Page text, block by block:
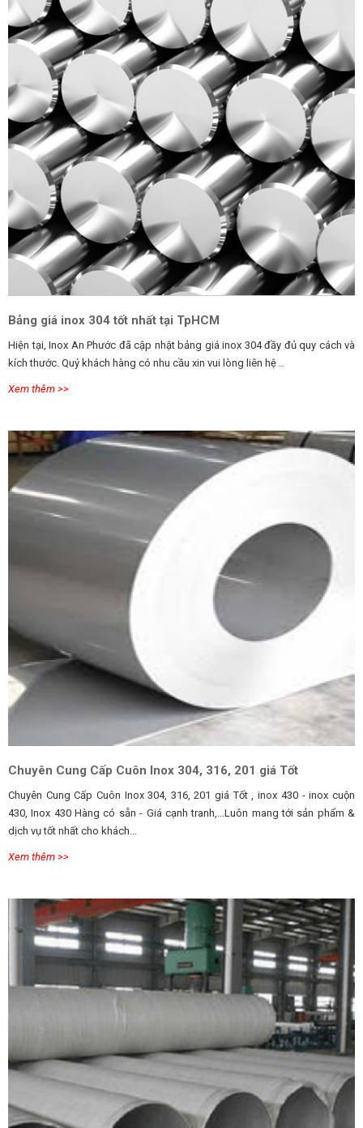
Bảng giá inox 304 tốt nhất tại TpHCM
Hiện tại, Inox An Phước đã cập nhật bảng giá inox 304 đầy đủ quy cách và
kích thước. Quý khách hàng có nhu cầu xin vui lòng liên hệ ..
Xem thêm >>
Chuyên Cung Cấp Cuôn Inox 304, 316, 201 giá Tốt
Chuyên Cung Cấp Cuôn Inox 304, 316, 201 giá Tốt , inox 430 - inox cuộn
430, Inox 430 Hàng có sẵn - Giá cạnh tranh,...Luôn mang tới sản phẩm &
dịch vụ tốt nhất cho khách...
Xem thêm >>